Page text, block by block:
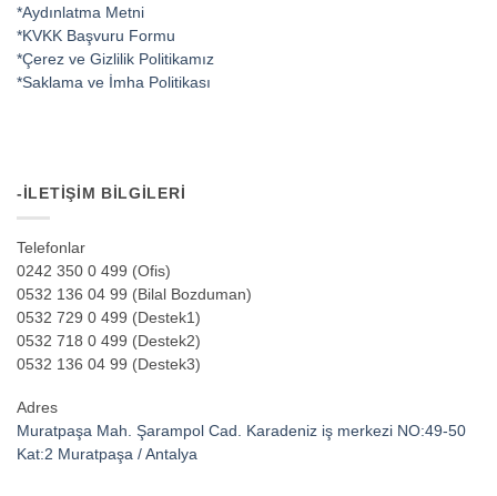
*Aydınlatma Metni
*KVKK Başvuru Formu
*Çerez ve Gizlilik Politikamız
*Saklama ve İmha Politikası
-İLETIŞIM BILGILERI
Telefonlar
0242 350 0 499 (Ofis)
0532 136 04 99 (Bilal Bozduman)
0532 729 0 499 (Destek1)
0532 718 0 499 (Destek2)
0532 136 04 99 (Destek3)
Adres
Muratpaşa Mah. Şarampol Cad. Karadeniz iş merkezi NO:49-50
Kat:2 Muratpaşa / Antalya